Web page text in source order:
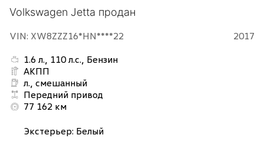
Volkswagen Jetta продан
VIN: XW8ZZZ16*HN****22
2017
1.6 л., 110 л.с., Бензин
АКПП
л., смешанный
Передний привод
77 162 км
Экстерьер: Белый